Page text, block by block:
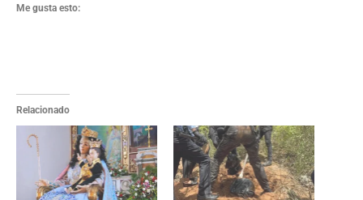
Me gusta esto:
Relacionado